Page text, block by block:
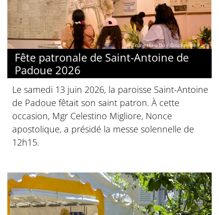
© Trung Hieu Do / Diocèse de Paris
Fête patronale de Saint-Antoine de
Padoue 2026
Le samedi 13 juin 2026, la paroisse Saint-Antoine
de Padoue fêtait son saint patron. À cette
occasion, Mgr Celestino Migliore, Nonce
apostolique, a présidé la messe solennelle de
12h15.